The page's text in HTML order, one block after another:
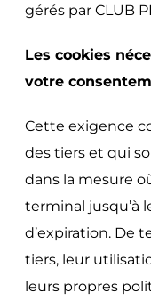
gérés par CLUB
Les cookies
votre
Cette exigence
des tiers et qui
dans la mesure
terminal jusqu’à
d’expiration. De
tiers, leur
leurs propres